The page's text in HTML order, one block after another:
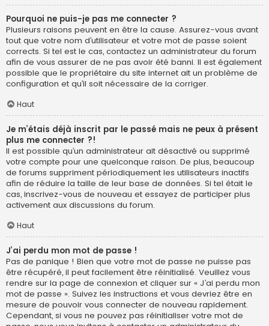
Pourquoi ne puis-je pas me connecter ?
Plusieurs raisons peuvent en être la cause. Assurez-vous avant
tout que votre nom d’utilisateur et votre mot de passe soient
corrects. Si tel est le cas, contactez un administrateur du forum
afin de vous assurer de ne pas avoir été banni. Il est également
possible que le propriétaire du site internet ait un problème de
configuration et qu’il soit nécessaire de la corriger.
Haut
Je m’étais déjà inscrit par le passé mais ne peux à présent
plus me connecter ?!
Il est possible qu’un administrateur ait désactivé ou supprimé
votre compte pour une quelconque raison. De plus, beaucoup
de forums suppriment périodiquement les utilisateurs inactifs
afin de réduire la taille de leur base de données. Si tel était le
cas, inscrivez-vous de nouveau et essayez de participer plus
activement aux discussions du forum.
Haut
J’ai perdu mon mot de passe !
Pas de panique ! Bien que votre mot de passe ne puisse pas
être récupéré, il peut facilement être réinitialisé. Veuillez vous
rendre sur la page de connexion et cliquer sur « J’ai perdu mon
mot de passe ». Suivez les instructions et vous devriez être en
mesure de pouvoir vous connecter de nouveau rapidement.
Cependant, si vous ne pouvez pas réinitialiser votre mot de